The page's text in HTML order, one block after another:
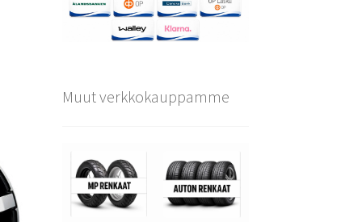
Muut verkkokauppamme